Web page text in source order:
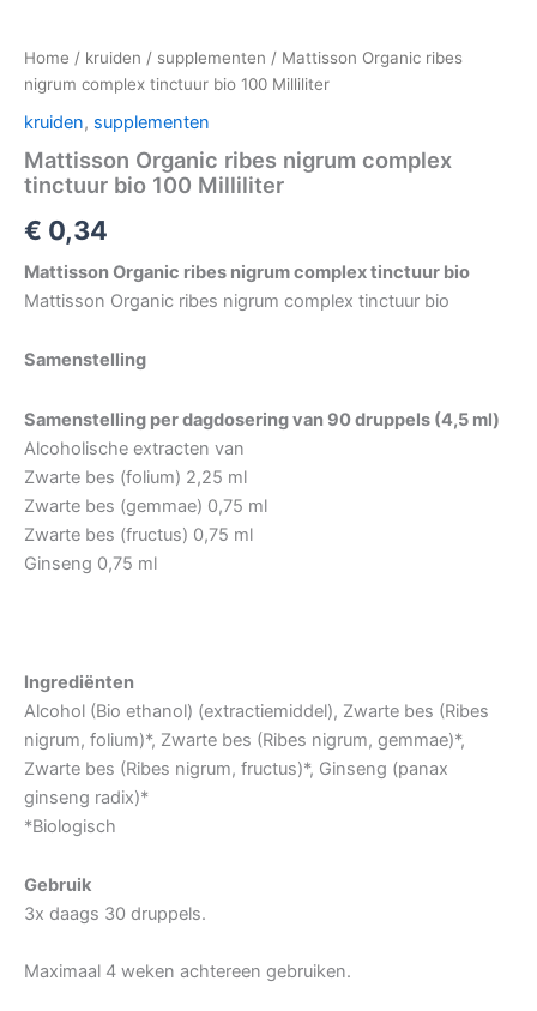
Home / kruiden / supplementen / Mattisson Organic ribes
nigrum complex tinctuur bio 100 Milliliter
kruiden, supplementen
Mattisson Organic ribes nigrum complex
tinctuur bio 100 Milliliter
€ 0,34
Mattisson Organic ribes nigrum complex tinctuur bio
Mattisson Organic ribes nigrum complex tinctuur bio
Samenstelling
Samenstelling per dagdosering van 90 druppels (4,5 ml)
Alcoholische extracten van
Zwarte bes (folium) 2,25 ml
Zwarte bes (gemmae) 0,75 ml
Zwarte bes (fructus) 0,75 ml
Ginseng 0,75 ml
Ingrediënten
Alcohol (Bio ethanol) (extractiemiddel), Zwarte bes (Ribes
nigrum, folium)*, Zwarte bes (Ribes nigrum, gemmae)*,
Zwarte bes (Ribes nigrum, fructus)*, Ginseng (panax
ginseng radix)*
*Biologisch
Gebruik
3x daags 30 druppels.
Maximaal 4 weken achtereen gebruiken.